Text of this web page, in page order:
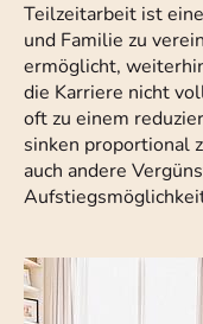
Teilzeitarbeit ist
und Familie zu
ermöglicht,
die Karriere nicht
oft zu einem
sinken proportional
auch andere